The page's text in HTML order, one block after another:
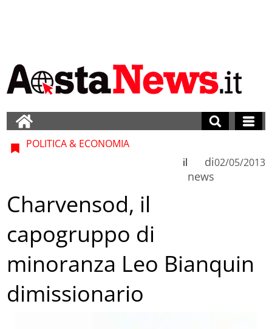
POLITICA & ECONOMIA
di
news
il 02/05/2013
Charvensod, il
capogruppo di
minoranza Leo Bianquin
dimissionario